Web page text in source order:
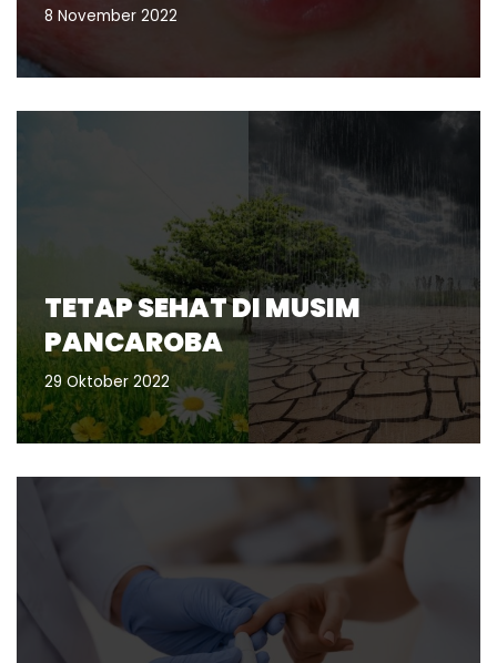
8 November 2022
TETAP SEHAT DI MUSIM
PANCAROBA
29 Oktober 2022